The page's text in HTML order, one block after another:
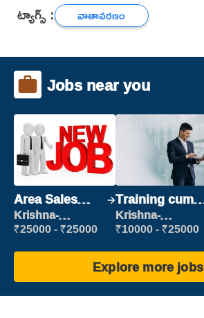
ట్యాగ్స్ : వాతావరణం
Jobs near you
Area Sales
Manager (Field
Sales)
Krishna-
vijayawada
₹25000 - ₹25000
Training cum
Placement
Krishna-
vijayawada
₹10000 - ₹25000
Explore more jobs